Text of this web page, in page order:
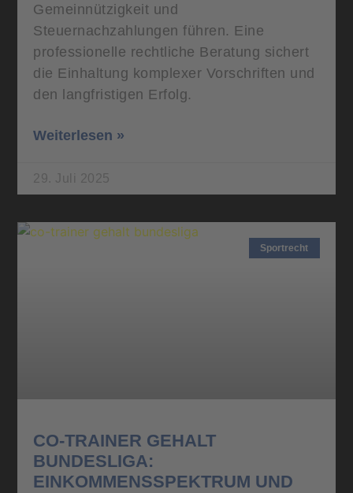
Gemeinnützigkeit und
Steuernachzahlungen führen. Eine
professionelle rechtliche Beratung sichert
die Einhaltung komplexer Vorschriften und
den langfristigen Erfolg.
Weiterlesen »
29. Juli 2025
Sportrecht
CO-TRAINER GEHALT
BUNDESLIGA:
EINKOMMENSSPEKTRUM UND